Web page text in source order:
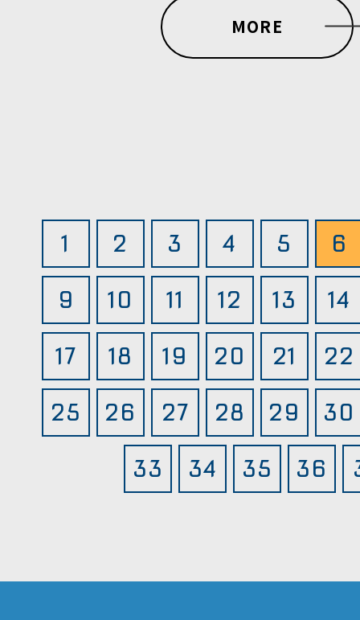
MORE
1 2 3 4 5 6
9 10 11 12 13 14
17 18 19 20 21 22
25 26 27 28 29 30
33 34 35 36